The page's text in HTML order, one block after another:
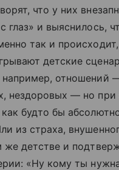
что у них
глаз» и выяснилось,
так и
детские
например, отношений
нездоровых — но при
будто бы
из страха,
же детстве и
«Ну кому ты